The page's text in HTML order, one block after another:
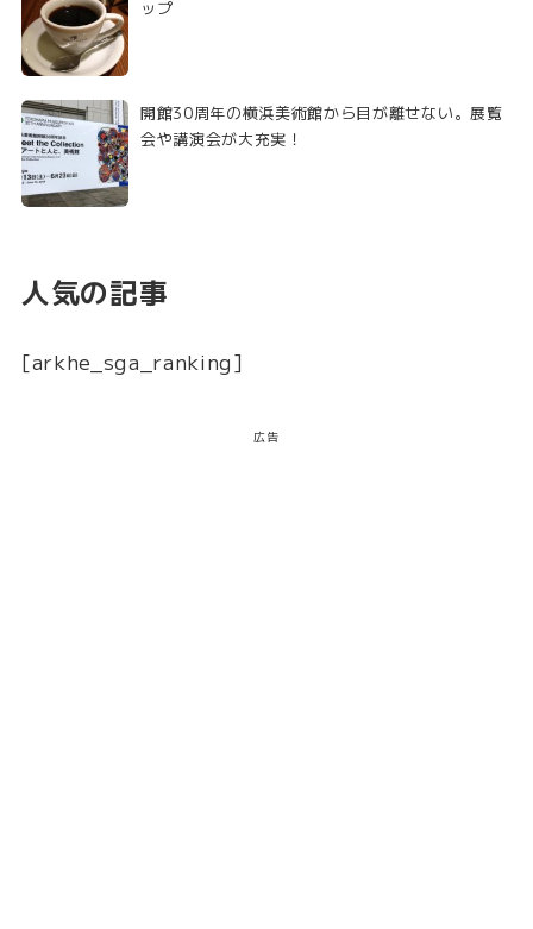
ップ
開館30周年の横浜美術館から目が離せない。展覧
会や講演会が大充実！
人気の記事
[arkhe_sga_ranking]
広告